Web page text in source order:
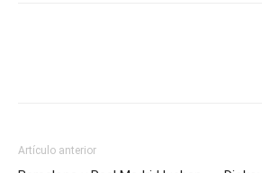
Artículo anterior